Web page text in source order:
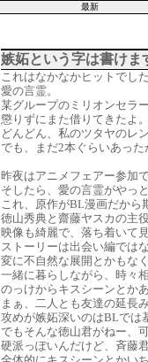
最新
嫉妬という字は書けま
これはなかなかヒットでした
愛の言霊。
某グループのミリオンセラ
懲りずにまた借りてきたよ。
どんどん、私のツタヤのレ
でも、まだ2本ぐらいあっ
昨夜はアニメフェアー参加
そしたら、愛の言霊がやっ
これ、原作がBL漫画だから
徳山秀典と齋藤ヤスカの主
映像も綺麗で、落ち着いて
ストーリーは出会い編では
変に不自然な展開とかもな
一緒に暮らしながら、時々
のっけからキスシーンとか
まぁ、二人とも友達の延長
攻めが嫉妬深いのはBLでは
でもそんな徳山君がねー、
硬派っぽいんだけど、斉藤